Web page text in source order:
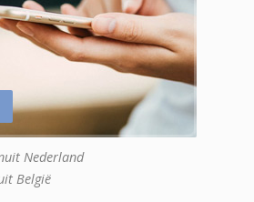
Nederland
België